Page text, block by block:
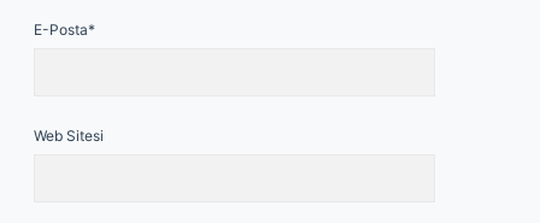
E-Posta*
Web Sitesi